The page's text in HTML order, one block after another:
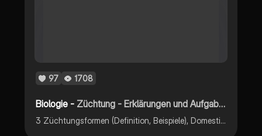
97 1708
Biologie - Züchtung - Erklärungen und Aufgaben
3 Züchtungsformen (Definition, Beispiele), Domestikation, Zuchtziele von Tier und Pflanzenzucht, Züchtungsmethoden: Auslesezüchtung, Kombinationszüchtung, Hybridzüchtung, Gemeinsamkeiten und Unterschiede